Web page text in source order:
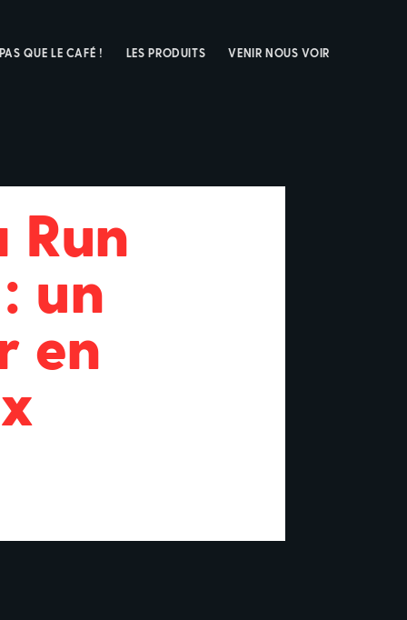
QUE LE CAFÉ ! LES PRODUITS VENIR NOUS VOIR
Run
un
en